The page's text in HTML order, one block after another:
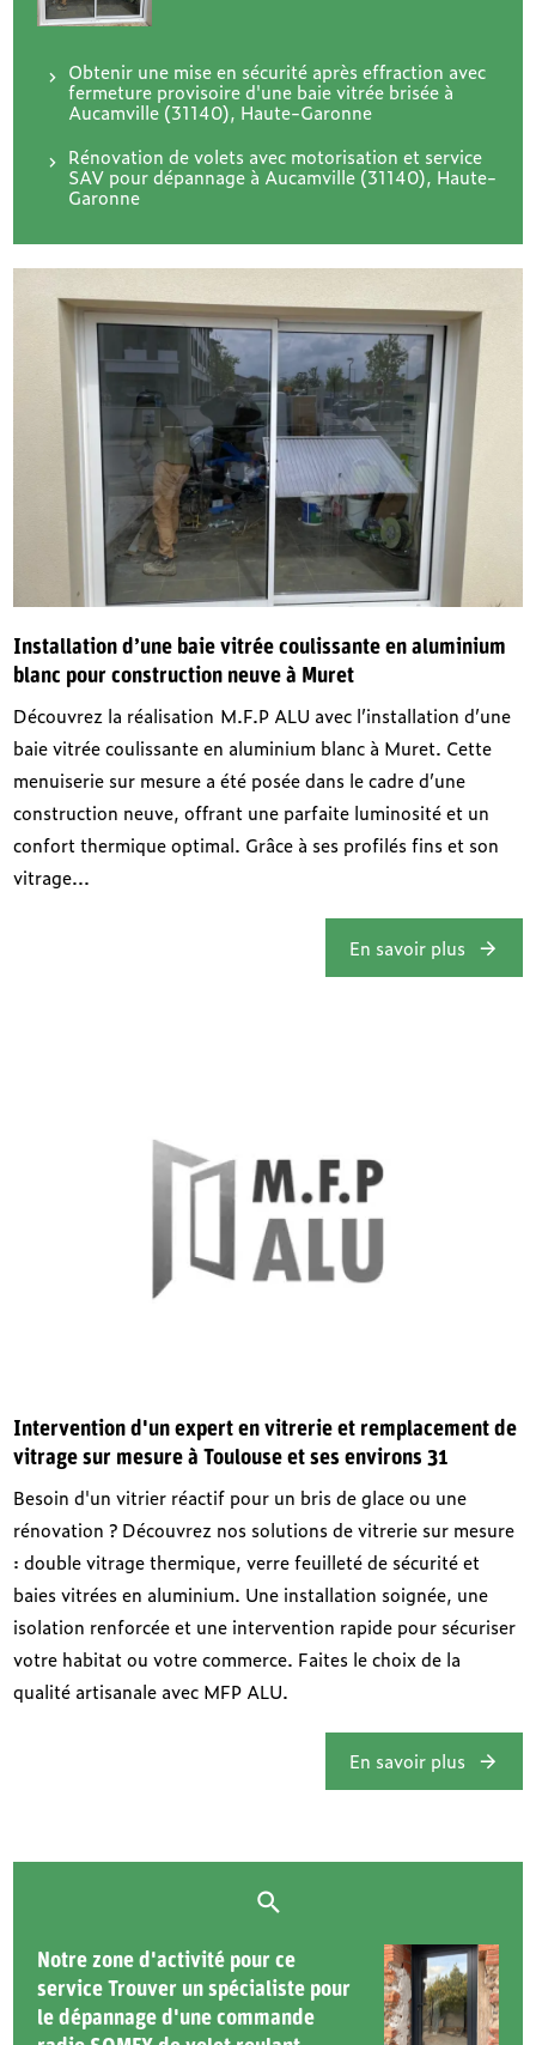
Obtenir une mise en sécurité après effraction avec
fermeture provisoire d'une baie vitrée brisée à
Aucamville (31140), Haute-Garonne
Rénovation de volets avec motorisation et service
SAV pour dépannage à Aucamville (31140), Haute-
Garonne
Installation d’une baie vitrée coulissante en aluminium
blanc pour construction neuve à Muret
Découvrez la réalisation M.F.P ALU avec l’installation d’une
baie vitrée coulissante en aluminium blanc à Muret. Cette
menuiserie sur mesure a été posée dans le cadre d’une
construction neuve, offrant une parfaite luminosité et un
confort thermique optimal. Grâce à ses profilés fins et son
vitrage...
En savoir plus
Intervention d'un expert en vitrerie et remplacement de
vitrage sur mesure à Toulouse et ses environs 31
Besoin d'un vitrier réactif pour un bris de glace ou une
rénovation ? Découvrez nos solutions de vitrerie sur mesure
: double vitrage thermique, verre feuilleté de sécurité et
baies vitrées en aluminium. Une installation soignée, une
isolation renforcée et une intervention rapide pour sécuriser
votre habitat ou votre commerce. Faites le choix de la
qualité artisanale avec MFP ALU.
En savoir plus
Notre zone d'activité pour ce
service Trouver un spécialiste pour
le dépannage d'une commande